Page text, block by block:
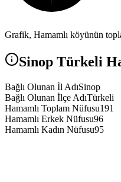
Grafik, Hamamlı köyünün
Sinop Türkeli
Bağlı Olunan İl AdıSinop
Bağlı Olunan İlçe AdıTürkeli
Hamamlı Toplam Nüfusu191
Hamamlı Erkek Nüfusu96
Hamamlı Kadın Nüfusu95